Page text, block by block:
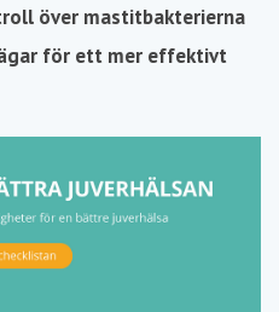
över mastitbakterierna
för ett mer effektivt